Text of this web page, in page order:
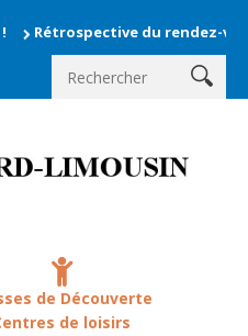
Rétrospective du rendez-vous la
de Découverte
de loisirs